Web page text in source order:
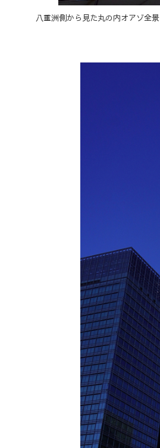
八重洲側から見た丸の内オアゾ全景